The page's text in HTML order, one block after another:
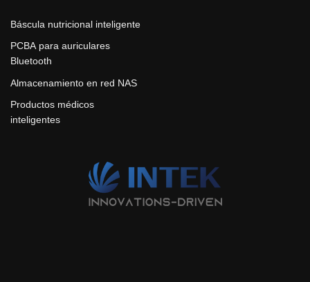
Báscula nutricional inteligente
PCBA para auriculares
Bluetooth
Almacenamiento en red NAS
Productos médicos
inteligentes